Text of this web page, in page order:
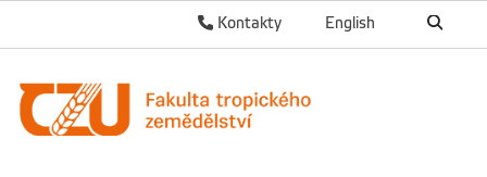
English
Kontakty